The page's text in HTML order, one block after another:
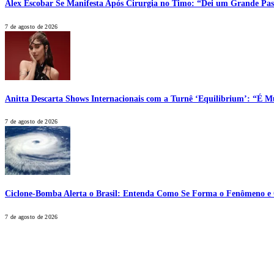
Alex Escobar Se Manifesta Após Cirurgia no Timo: “Dei um Grande
7 de agosto de 2026
Anitta Descarta Shows Internacionais com a Turnê ‘Equilibrium’: “É
7 de agosto de 2026
Ciclone-Bomba Alerta o Brasil: Entenda Como Se Forma o Fenômeno e
7 de agosto de 2026